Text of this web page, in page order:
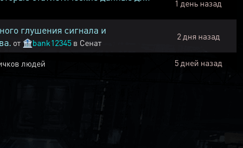
1 день назад
глушения сигнала и
от 🏦bank12345 в Сенат
2 дня назад
людей 5 дней назад